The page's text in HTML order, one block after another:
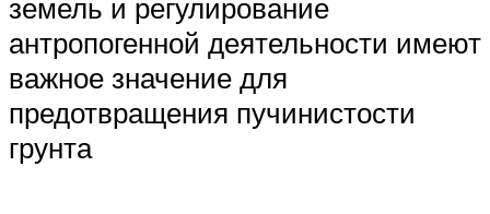
земель и регулирование
антропогенной деятельности имеют
важное значение для
предотвращения пучинистости
грунта